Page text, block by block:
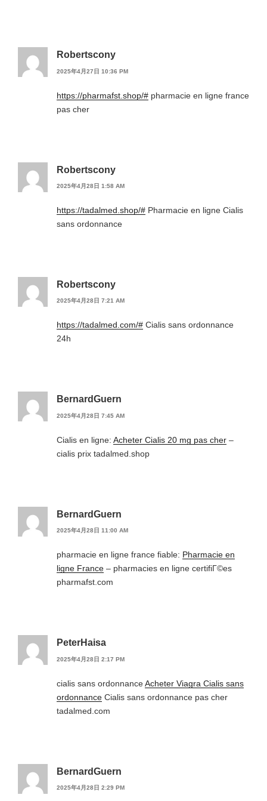
Robertscony
2025年4月27日 10:36 PM
https://pharmafst.shop/# pharmacie en ligne france
pas cher
Robertscony
2025年4月28日 1:58 AM
https://tadalmed.shop/# Pharmacie en ligne Cialis
sans ordonnance
Robertscony
2025年4月28日 7:21 AM
https://tadalmed.com/# Cialis sans ordonnance
24h
BernardGuern
2025年4月28日 7:45 AM
Cialis en ligne: Acheter Cialis 20 mg pas cher –
cialis prix tadalmed.shop
BernardGuern
2025年4月28日 11:00 AM
pharmacie en ligne france fiable: Pharmacie en
ligne France – pharmacies en ligne certifiГ©es
pharmafst.com
PeterHaisa
2025年4月28日 2:17 PM
cialis sans ordonnanceAcheter Viagra Cialis sans
ordonnance Cialis sans ordonnance pas cher
tadalmed.com
BernardGuern
2025年4月28日 2:29 PM